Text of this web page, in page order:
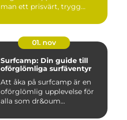
man ett prisvärt, trygg...
01. nov
Surfcamp: Din guide till
oförglömliga surfäventyr
Att åka på surfcamp är en
oförglömlig upplevelse för
alla som dr&oum...